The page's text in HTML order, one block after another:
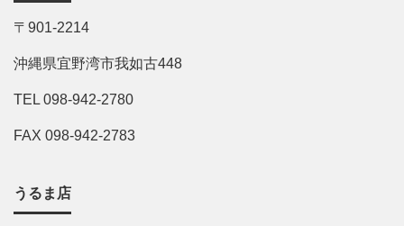
〒901-2214
沖縄県宜野湾市我如古448
TEL 098-942-2780
FAX 098-942-2783
うるま店